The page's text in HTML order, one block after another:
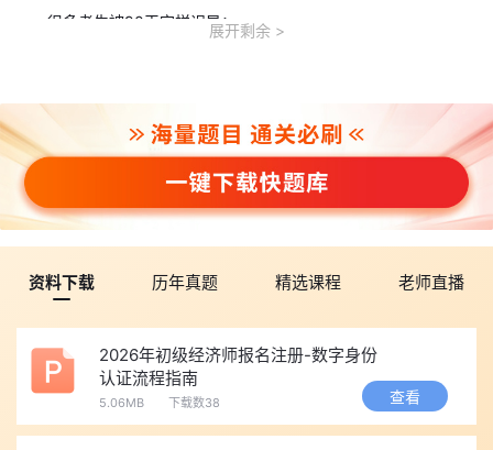
很多考生被90天字样误导：
注即可，不会造成证书失效。
规则：单次加注最长 90 天，90 天内可申请 3 次加注，随时按
需下载电子证。
三、终身持证，长期享受多重福利
求职跳槽终身作为资质凭证;
2、补贴随时申领：符合社保条件，任意时间段都能申请
3、落户长期加分：积分落户、人才认定终身有效;
4、铺垫中级报考：满足工作年限即可凭初级报考中级，证书长
期留存备查。
展开剩余
资料下载 历年真题 精选课程 老师直播
2026年初级经济师报名注册-数字身份
认证流程指南
5.06MB 下载数38 查看